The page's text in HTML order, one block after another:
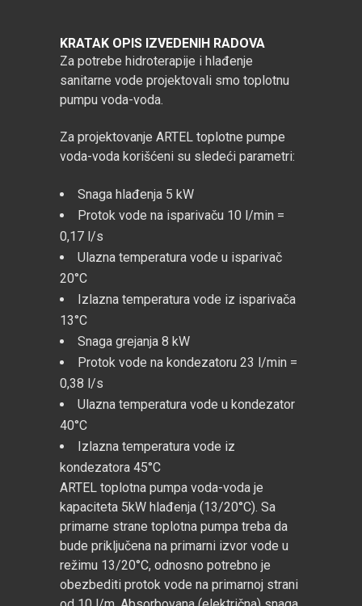
KRATAK OPIS IZVEDENIH RADOVA
Za potrebe hidroterapije i hlađenje
sanitarne vode projektovali smo toplotnu
pumpu voda-voda.
Za projektovanje ARTEL toplotne pumpe
voda-voda korišćeni su sledeći parametri:
Snaga hlađenja 5 kW
Protok vode na isparivaču 10 l/min =
0,17 l/s
Ulazna temperatura vode u isparivač
20°C
Izlazna temperatura vode iz isparivača
13°C
Snaga grejanja 8 kW
Protok vode na kondezatoru 23 l/min =
0,38 l/s
Ulazna temperatura vode u kondezator
40°C
Izlazna temperatura vode iz
kondezatora 45°C
ARTEL toplotna pumpa voda-voda je
kapaciteta 5kW hlađenja (13/20°C). Sa
primarne strane toplotna pumpa treba da
bude priključena na primarni izvor vode u
režimu 13/20°C, odnosno potrebno je
obezbediti protok vode na primarnoj strani